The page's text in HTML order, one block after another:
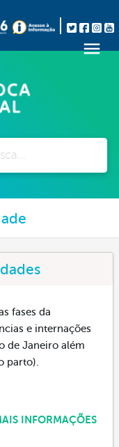
fases da
e internações
de Janeiro além
parto).
INFORMAÇÕES